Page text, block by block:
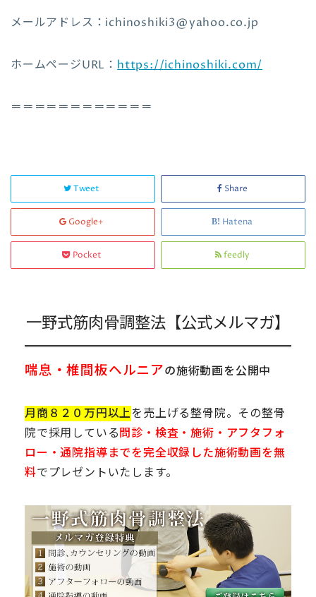
メールアドレス：ichinoshiki3@yahoo.co.jp
ホームページURL： https://ichinoshiki.com/
＝＝＝＝＝＝＝＝＝＝＝＝
Tweet Share
Google+ Hatena
Pocket feedly
一野式筋肉骨調整法【公式メルマガ】
喘息・椎間板ヘルニアの施術動画を公開中
月商８２０万円以上を売上げる整骨院。その整骨
院で採用している 問診・検査・施術・アフタフォ
ロー・通院指導までを完全収録した施術動画を無
料でプレゼントいたします。